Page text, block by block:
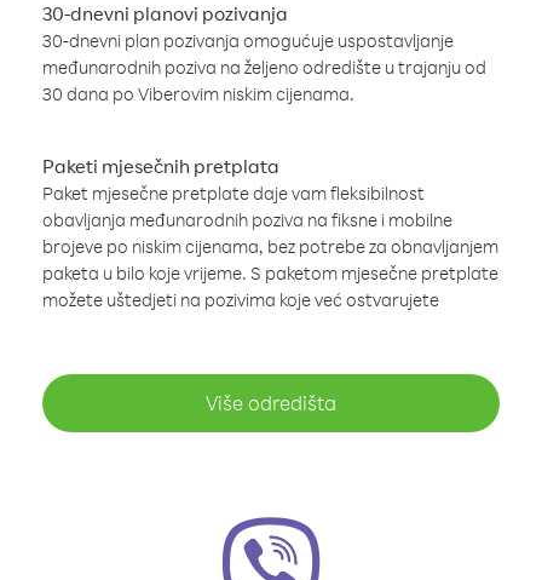
30-dnevni planovi pozivanja
30-dnevni plan pozivanja omogućuje uspostavljanje
međunarodnih poziva na željeno odredište u trajanju od
30 dana po Viberovim niskim cijenama.
Paketi mjesečnih pretplata
Paket mjesečne pretplate daje vam fleksibilnost
obavljanja međunarodnih poziva na fiksne i mobilne
brojeve po niskim cijenama, bez potrebe za obnavljanjem
paketa u bilo koje vrijeme. S paketom mjesečne pretplate
možete uštedjeti na pozivima koje već ostvarujete
Više odredišta